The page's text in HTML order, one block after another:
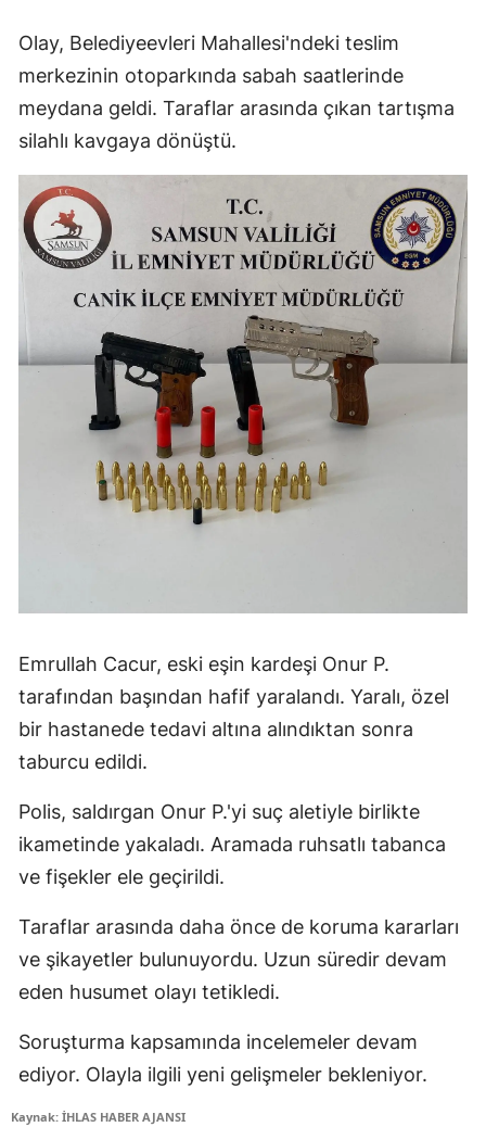
Olay, Belediyeevleri Mahallesi'ndeki teslim
merkezinin otoparkında sabah saatlerinde
meydana geldi. Taraflar arasında çıkan tartışma
silahlı kavgaya dönüştü.
Emrullah Cacur, eski eşin kardeşi Onur P.
tarafından başından hafif yaralandı. Yaralı, özel
bir hastanede tedavi altına alındıktan sonra
taburcu edildi.
Polis, saldırgan Onur P.'yi suç aletiyle birlikte
ikametinde yakaladı. Aramada ruhsatlı tabanca
ve fişekler ele geçirildi.
Taraflar arasında daha önce de koruma kararları
ve şikayetler bulunuyordu. Uzun süredir devam
eden husumet olayı tetikledi.
Soruşturma kapsamında incelemeler devam
ediyor. Olayla ilgili yeni gelişmeler bekleniyor.
Kaynak: İHLAS HABER AJANSI